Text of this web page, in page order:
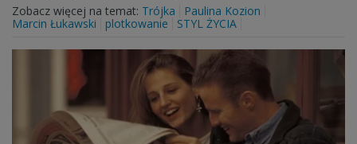
Zobacz więcej na temat: Trójka
Paulina Kozion
Marcin Łukawski
plotkowanie STYL ŻYCIA